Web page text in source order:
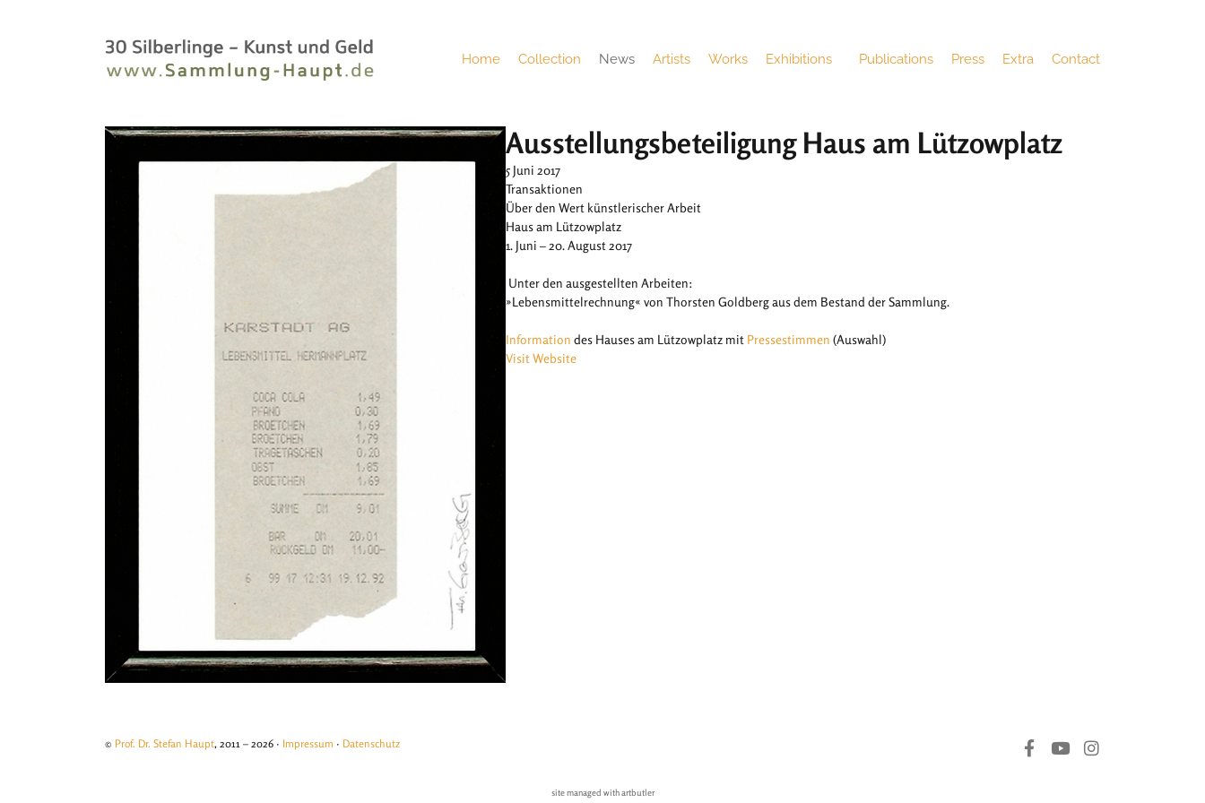
Home Collection News Artists Works Exhibitions Publications Press Extra Contact
Ausstellungsbeteiligung Haus am Lützowplatz
5 Juni 2017
Transaktionen
Über den Wert künstlerischer Arbeit
Haus am Lützowplatz
1. Juni – 20. August 2017
Unter den ausgestellten Arbeiten:
»Lebensmittelrechnung« von Thorsten Goldberg aus dem Bestand der Sammlung.
Information des Hauses am Lützowplatz mit Pressestimmen (Auswahl)
Visit Website
© Prof. Dr. Stefan Haupt, 2011 – 2026 · Impressum · Datenschutz
site managed with artbutler